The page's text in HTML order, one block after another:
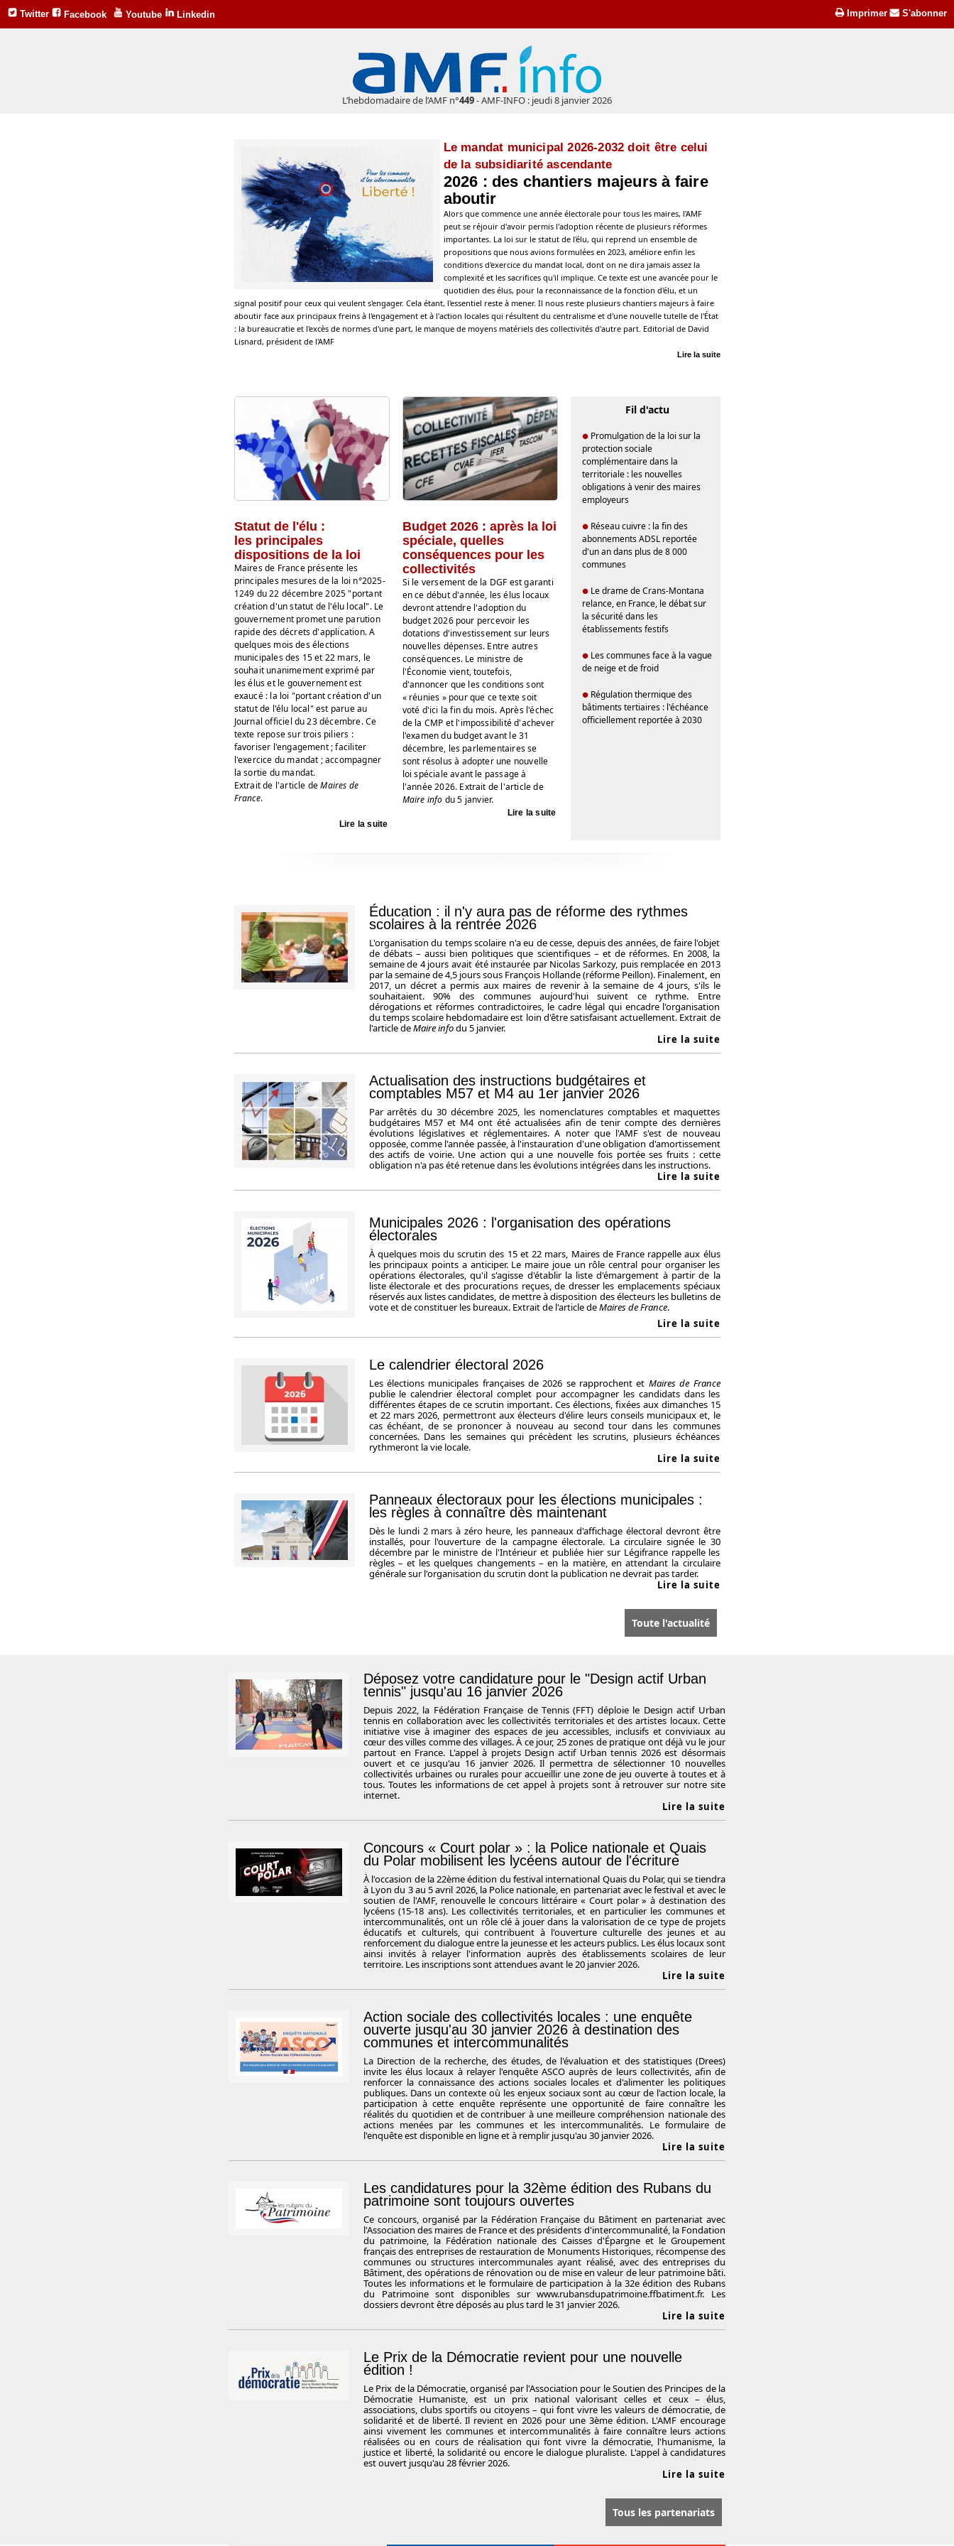
Twitter Facebook Youtube Linkedin Imprimer S'abonner
L’hebdomadaire de l’AMF n°449- AMF-INFO : jeudi 8 janvier 2026
Le mandat municipal 2026-2032 doit être celui
de la subsidiarité ascendante
2026 : des chantiers majeurs à faire
aboutir
Alors que commence une année électorale pour tous les maires, l'AMF
peut se réjouir d'avoir permis l'adoption récente de plusieurs réformes
importantes. La loi sur le statut de l'élu, qui reprend un ensemble de
propositions que nous avions formulées en 2023, améliore enfin les
conditions d'exercice du mandat local, dont on ne dira jamais assez la
complexité et les sacrifices qu'il implique. Ce texte est une avancée pour le
quotidien des élus, pour la reconnaissance de la fonction d'élu, et un
signal positif pour ceux qui veulent s'engager. Cela étant, l'essentiel reste à mener. Il nous reste plusieurs chantiers majeurs à faire
aboutir face aux principaux freins à l'engagement et à l'action locales qui résultent du centralisme et d'une nouvelle tutelle de l'État
: la bureaucratie et l'excès de normes d'une part, le manque de moyens matériels des collectivités d'autre part. Editorial de David
Lisnard, président de l'AMF
Lire la suite
Statut de l'élu :
les principales
dispositions de la loi
Maires de France présente les
principales mesures de la loi n°2025-
1249 du 22 décembre 2025 "portant
création d'un statut de l'élu local". Le
gouvernement promet une parution
rapide des décrets d'application. A
quelques mois des élections
municipales des 15 et 22 mars, le
souhait unanimement exprimé par
les élus et le gouvernement est
exaucé : la loi "portant création d'un
statut de l'élu local" est parue au
Journal officiel du 23 décembre. Ce
texte repose sur trois piliers :
favoriser l'engagement ; faciliter
l'exercice du mandat ; accompagner
la sortie du mandat.
Extrait de l'article deMaires de
France.
Lire la suite
Budget 2026 : après la loi
spéciale, quelles
conséquences pour les
collectivités
Si le versement de la DGF est garanti
en ce début d'année, les élus locaux
devront attendre l'adoption du
budget 2026 pour percevoir les
dotations d'investissement sur leurs
nouvelles dépenses. Entre autres
conséquences. Le ministre de
l'Économie vient, toutefois,
d'annoncer que les conditions sont
« réunies » pour que ce texte soit
voté d'ici la fin du mois. Après l'échec
de la CMP et l'impossibilité d'achever
l'examen du budget avant le 31
décembre, les parlementaires se
sont résolus à adopter une nouvelle
loi spéciale avant le passage à
l'année 2026. Extrait de l'article de
Maire info du 5 janvier.
Lire la suite
Fil d'actu
● Promulgation de la loi sur la
protection sociale
complémentaire dans la
territoriale : les nouvelles
obligations à venir des maires
employeurs
● Réseau cuivre : la fin des
abonnements ADSL reportée
d'un an dans plus de 8 000
communes
● Le drame de Crans-Montana
relance, en France, le débat sur
la sécurité dans les
établissements festifs
● Les communes face à la vague
de neige et de froid
● Régulation thermique des
bâtiments tertiaires : l'échéance
officiellement reportée à 2030
Éducation : il n'y aura pas de réforme des rythmes
scolaires à la rentrée 2026
L'organisation du temps scolaire n'a eu de cesse, depuis des années, de faire l'objet
de débats – aussi bien politiques que scientifiques – et de réformes. En 2008, la
semaine de 4 jours avait été instaurée par Nicolas Sarkozy, puis remplacée en 2013
par la semaine de 4,5 jours sous François Hollande (réforme Peillon). Finalement, en
2017, un décret a permis aux maires de revenir à la semaine de 4 jours, s'ils le
souhaitaient. 90% des communes aujourd'hui suivent ce rythme. Entre
dérogations et réformes contradictoires, le cadre légal qui encadre l'organisation
du temps scolaire hebdomadaire est loin d'être satisfaisant actuellement. Extrait de
l'article deMaire infodu 5 janvier.
Lire la suite
Actualisation des instructions budgétaires et
comptables M57 et M4 au 1er janvier 2026
Par arrêtés du 30 décembre 2025, les nomenclatures comptables et maquettes
budgétaires M57 et M4 ont été actualisées afin de tenir compte des dernières
évolutions législatives et réglementaires. A noter que l'AMF s'est de nouveau
opposée, comme l'année passée, à l'instauration d'une obligation d'amortissement
des actifs de voirie. Une action qui a une nouvelle fois portée ses fruits : cette
obligation n'a pas été retenue dans les évolutions intégrées dans les instructions.
Lire la suite
Municipales 2026 : l'organisation des opérations
électorales
À quelques mois du scrutin des 15 et 22 mars, Maires de France rappelle aux élus
les principaux points a anticiper. Le maire joue un rôle central pour organiser les
opérations électorales, qu'il s'agisse d'établir la liste d'émargement à partir de la
liste électorale et des procurations reçues, de dresser les emplacements spéciaux
réservés aux listes candidates, de mettre à disposition des électeurs les bulletins de
vote et de constituer les bureaux. Extrait de l'article deMaires de France.
Lire la suite
Le calendrier électoral 2026
Les élections municipales françaises de 2026 se rapprochent et Maires de France
publie le calendrier électoral complet pour accompagner les candidats dans les
différentes étapes de ce scrutin important. Ces élections, fixées aux dimanches 15
et 22 mars 2026, permettront aux électeurs d'élire leurs conseils municipaux et, le
cas échéant, de se prononcer à nouveau au second tour dans les communes
concernées. Dans les semaines qui précèdent les scrutins, plusieurs échéances
rythmeront la vie locale.
Lire la suite
Panneaux électoraux pour les élections municipales :
les règles à connaître dès maintenant
Dès le lundi 2 mars à zéro heure, les panneaux d'affichage électoral devront être
installés, pour l'ouverture de la campagne électorale. La circulaire signée le 30
décembre par le ministre de l'Intérieur et publiée hier sur Légifrance rappelle les
règles – et les quelques changements – en la matière, en attendant la circulaire
générale sur l'organisation du scrutin dont la publication ne devrait pas tarder.
Lire la suite
Toute l'actualité
Déposez votre candidature pour le "Design actif Urban
tennis" jusqu'au 16 janvier 2026
Depuis 2022, la Fédération Française de Tennis (FFT) déploie le Design actif Urban
tennis en collaboration avec les collectivités territoriales et des artistes locaux. Cette
initiative vise à imaginer des espaces de jeu accessibles, inclusifs et conviviaux au
cœur des villes comme des villages. À ce jour, 25 zones de pratique ont déjà vu le jour
partout en France. L'appel à projets Design actif Urban tennis 2026 est désormais
ouvert et ce jusqu'au 16 janvier 2026. Il permettra de sélectionner 10 nouvelles
collectivités urbaines ou rurales pour accueillir une zone de jeu ouverte à toutes et à
tous. Toutes les informations de cet appel à projets sont à retrouver sur notre site
internet.
Lire la suite
Concours « Court polar » : la Police nationale et Quais
du Polar mobilisent les lycéens autour de l'écriture
À l'occasion de la 22ème édition du festival international Quais du Polar, qui se tiendra
à Lyon du 3 au 5 avril 2026, la Police nationale, en partenariat avec le festival et avec le
soutien de l'AMF, renouvelle le concours littéraire « Court polar » à destination des
lycéens (15-18 ans). Les collectivités territoriales, et en particulier les communes et
intercommunalités, ont un rôle clé à jouer dans la valorisation de ce type de projets
éducatifs et culturels, qui contribuent à l'ouverture culturelle des jeunes et au
renforcement du dialogue entre la jeunesse et les acteurs publics. Les élus locaux sont
ainsi invités à relayer l'information auprès des établissements scolaires de leur
territoire. Les inscriptions sont attendues avant le 20 janvier 2026.
Lire la suite
Action sociale des collectivités locales : une enquête
ouverte jusqu'au 30 janvier 2026 à destination des
communes et intercommunalités
La Direction de la recherche, des études, de l'évaluation et des statistiques (Drees)
invite les élus locaux à relayer l'enquête ASCO auprès de leurs collectivités, afin de
renforcer la connaissance des actions sociales locales et d'alimenter les politiques
publiques. Dans un contexte où les enjeux sociaux sont au cœur de l'action locale, la
participation à cette enquête représente une opportunité de faire connaître les
réalités du quotidien et de contribuer à une meilleure compréhension nationale des
actions menées par les communes et les intercommunalités. Le formulaire de
l'enquête est disponible en ligne et à remplir jusqu'au 30 janvier 2026.
Lire la suite
Les candidatures pour la 32ème édition des Rubans du
patrimoine sont toujours ouvertes
Ce concours, organisé par la Fédération Française du Bâtiment en partenariat avec
l'Association des maires de France et des présidents d'intercommunalité, la Fondation
du patrimoine, la Fédération nationale des Caisses d'Épargne et le Groupement
français des entreprises de restauration de Monuments Historiques, récompense des
communes ou structures intercommunales ayant réalisé, avec des entreprises du
Bâtiment, des opérations de rénovation ou de mise en valeur de leur patrimoine bâti.
Toutes les informations et le formulaire de participation à la 32e édition des Rubans
du Patrimoine sont disponibles sur www.rubansdupatrimoine.ffbatiment.fr. Les
dossiers devront être déposés au plus tard le 31 janvier 2026.
Lire la suite
Le Prix de la Démocratie revient pour une nouvelle
édition !
Le Prix de la Démocratie, organisé par l'Association pour le Soutien des Principes de la
Démocratie Humaniste, est un prix national valorisant celles et ceux – élus,
associations, clubs sportifs ou citoyens – qui font vivre les valeurs de démocratie, de
solidarité et de liberté. Il revient en 2026 pour une 3ème édition. L'AMF encourage
ainsi vivement les communes et intercommunalités à faire connaître leurs actions
réalisées ou en cours de réalisation qui font vivre la démocratie, l'humanisme, la
justice et liberté, la solidarité ou encore le dialogue pluraliste. L'appel à candidatures
est ouvert jusqu'au 28 février 2026.
Lire la suite
Tous les partenariats